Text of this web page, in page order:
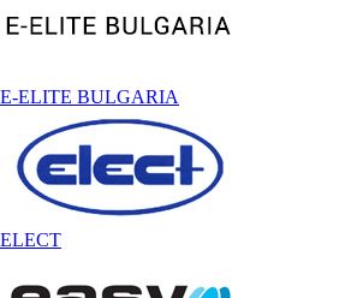
E-ELITE BULGARIA
ELECT